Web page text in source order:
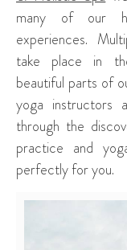
many of our
experiences.
take place in
beautiful parts of
yoga instructors
through the
practice and
perfectly for you.